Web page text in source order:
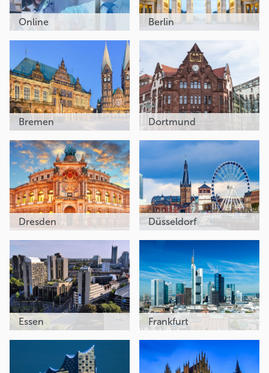
Online Berlin
Bremen Dortmund
Dresden Düsseldorf
Essen Frankfurt